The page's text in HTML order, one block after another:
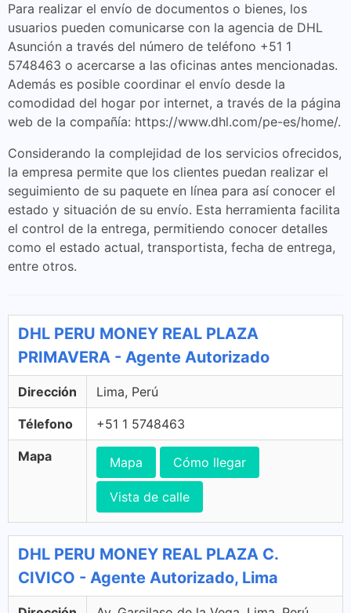
Para realizar el envío de documentos o bienes, los
usuarios pueden comunicarse con la agencia de DHL
Asunción a través del número de teléfono +51 1
5748463 o acercarse a las oficinas antes mencionadas.
Además es posible coordinar el envío desde la
comodidad del hogar por internet, a través de la página
web de la compañía: https://www.dhl.com/pe-es/home/.
Considerando la complejidad de los servicios ofrecidos,
la empresa permite que los clientes puedan realizar el
seguimiento de su paquete en línea para así conocer el
estado y situación de su envío. Esta herramienta facilita
el control de la entrega, permitiendo conocer detalles
como el estado actual, transportista, fecha de entrega,
entre otros.
DHL PERU MONEY REAL PLAZA
PRIMAVERA - Agente Autorizado
Dirección Lima, Perú
Télefono +51 1 5748463
Mapa Mapa Cómo llegar
Vista de calle
DHL PERU MONEY REAL PLAZA C.
CIVICO - Agente Autorizado, Lima